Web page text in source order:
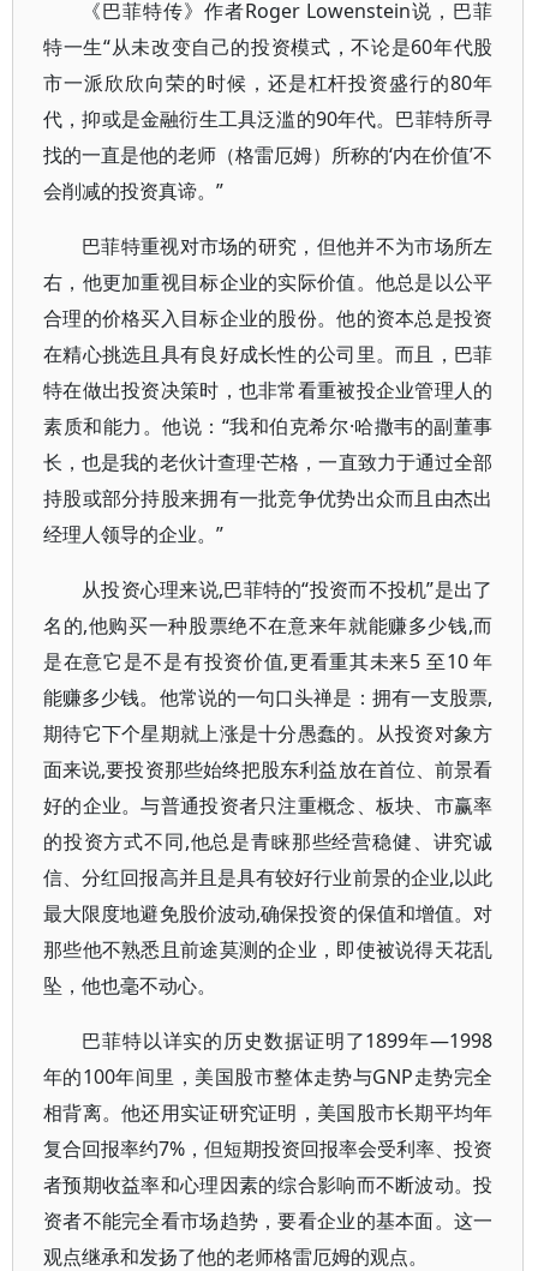
《巴菲特传》作者Roger Lowenstein说，巴菲
特一生“从未改变自己的投资模式，不论是60年代股
市一派欣欣向荣的时候，还是杠杆投资盛行的80年
代，抑或是金融衍生工具泛滥的90年代。巴菲特所寻
找的一直是他的老师（格雷厄姆）所称的‘内在价值’不
会削减的投资真谛。”
巴菲特重视对市场的研究，但他并不为市场所左
右，他更加重视目标企业的实际价值。他总是以公平
合理的价格买入目标企业的股份。他的资本总是投资
在精心挑选且具有良好成长性的公司里。而且，巴菲
特在做出投资决策时，也非常看重被投企业管理人的
素质和能力。他说：“我和伯克希尔·哈撒韦的副董事
长，也是我的老伙计查理·芒格，一直致力于通过全部
持股或部分持股来拥有一批竞争优势出众而且由杰出
经理人领导的企业。”
从投资心理来说,巴菲特的“投资而不投机”是出了
名的,他购买一种股票绝不在意来年就能赚多少钱,而
是在意它是不是有投资价值,更看重其未来5 至10 年
能赚多少钱。他常说的一句口头禅是：拥有一支股票,
期待它下个星期就上涨是十分愚蠢的。从投资对象方
面来说,要投资那些始终把股东利益放在首位、前景看
好的企业。与普通投资者只注重概念、板块、市赢率
的投资方式不同,他总是青睐那些经营稳健、讲究诚
信、分红回报高并且是具有较好行业前景的企业,以此
最大限度地避免股价波动,确保投资的保值和增值。对
那些他不熟悉且前途莫测的企业，即使被说得天花乱
坠，他也毫不动心。
巴菲特以详实的历史数据证明了1899年—1998
年的100年间里，美国股市整体走势与GNP走势完全
相背离。他还用实证研究证明，美国股市长期平均年
复合回报率约7%，但短期投资回报率会受利率、投资
者预期收益率和心理因素的综合影响而不断波动。投
资者不能完全看市场趋势，要看企业的基本面。这一
观点继承和发扬了他的老师格雷厄姆的观点。